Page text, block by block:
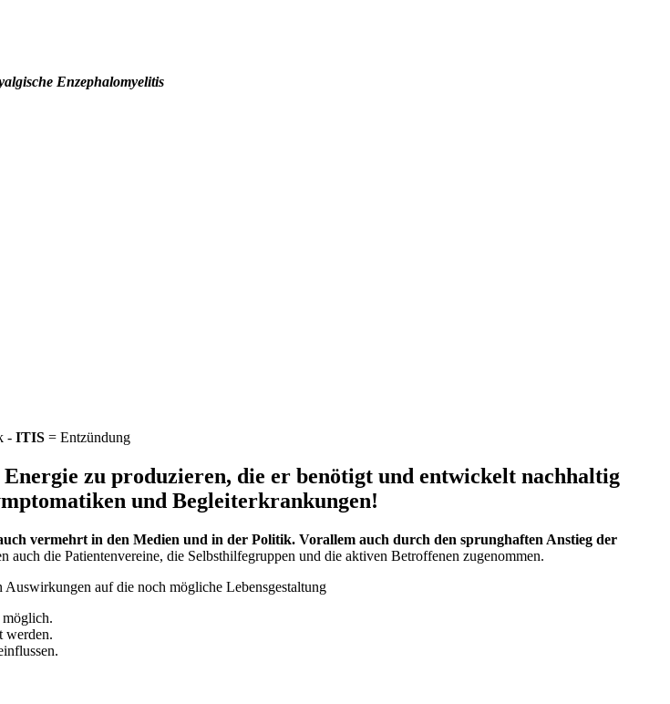
Enzephalomyelitis
- ITIS = Entzündung
zu produzieren, die er benötigt und entwickelt nachhaltig
und Begleiterkrankungen!
vermehrt in den Medien und in der Politik. Vorallem auch durch den sprunghaften Anstieg der
auch die Patientenvereine, die Selbsthilfegruppen und die aktiven Betroffenen zugenommen.
Auswirkungen auf die noch mögliche Lebensgestaltung
möglich.
werden.